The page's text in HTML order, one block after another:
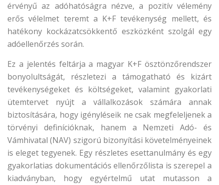
érvényű az adóhatóságra nézve, a pozitív vélemény
erős vélelmet teremt a K+F tevékenység mellett, és
hatékony kockázatcsökkentő eszközként szolgál egy
adóellenőrzés során.
Ez a jelentés feltárja a magyar K+F ösztönzőrendszer
bonyolultságát, részletezi a támogatható és kizárt
tevékenységeket és költségeket, valamint gyakorlati
ütemtervet nyújt a vállalkozások számára annak
biztosítására, hogy igényléseik ne csak megfeleljenek a
törvényi definícióknak, hanem a Nemzeti Adó- és
Vámhivatal (NAV) szigorú bizonyítási követelményeinek
is eleget tegyenek. Egy részletes esettanulmány és egy
gyakorlatias dokumentációs ellenőrzőlista is szerepel a
kiadványban, hogy egyértelmű utat mutasson a